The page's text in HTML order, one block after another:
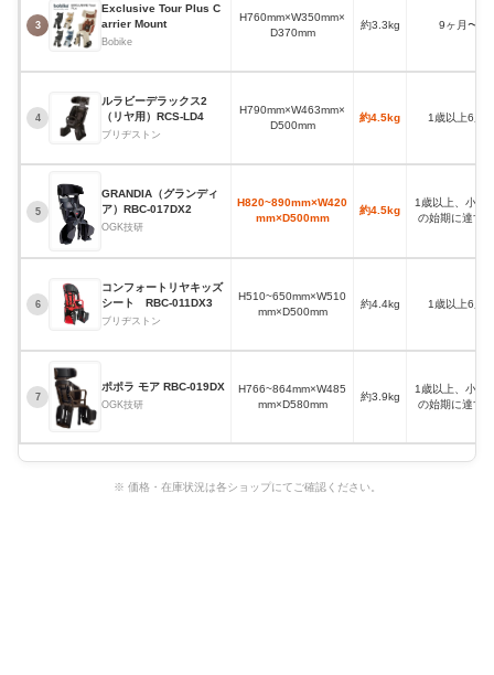
3
Exclusive Tour Plus C
arrier Mount
Bobike
H760mm×W350mm×
D370mm
約3.3kg 9ヶ月〜6
4
ルラビーデラックス2
（リヤ用）RCS-LD4
ブリヂストン
H790mm×W463mm×
D500mm
約4.5kg 1歳以上6歳
5
GRANDIA（グランディ
ア）RBC-017DX2
OGK技研
H820~890mm×W420
mm×D500mm
約4.5kg
1歳以上、小学
の始期に達す
6
コンフォートリヤキッズ
シート RBC-011DX3
ブリヂストン
H510~650mm×W510
mm×D500mm
約4.4kg 1歳以上6歳
7
ポポラ モア RBC-019DX
OGK技研
H766~864mm×W485
mm×D580mm
約3.9kg
1歳以上、小学
の始期に達す
※ 価格・在庫状況は各ショップにてご確認ください。